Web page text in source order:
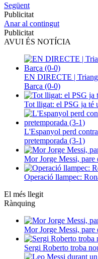
Següent
Publicitat
Anar al contingut
Publicitat
AVUI ÉS NOTÍCIA
EN DIRECTE |
Barça (0-0)
Tot lligat: el PSG ja té
L'Espanyol perd
pretemporada (3-1)
Mor Jorge Messi, pare
Operació llampec:
El més llegit
Rànquing
Mor Jorge Messi, pare
Sergi Roberto troba